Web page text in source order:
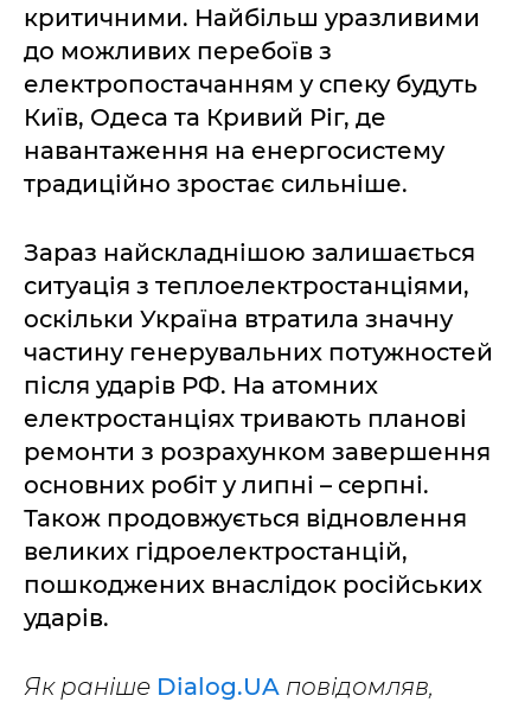
критичними. Найбільш уразливими
до можливих перебоїв з
електропостачанням у спеку будуть
Київ, Одеса та Кривий Ріг, де
навантаження на енергосистему
традиційно зростає сильніше.
Зараз найскладнішою залишається
ситуація з теплоелектростанціями,
оскільки Україна втратила значну
частину генерувальних потужностей
після ударів РФ. На атомних
електростанціях тривають планові
ремонти з розрахунком завершення
основних робіт у липні – серпні.
Також продовжується відновлення
великих гідроелектростанцій,
пошкоджених внаслідок російських
ударів.
Як раніше Dialog.UA повідомляв,